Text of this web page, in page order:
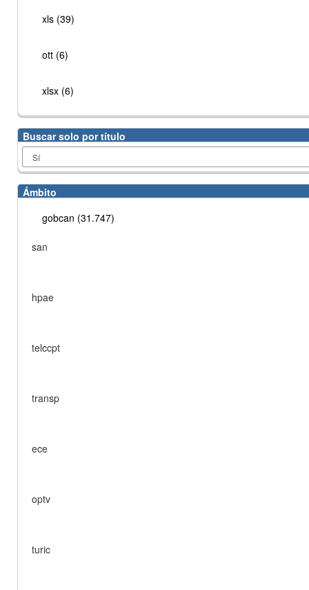
xls (39)
ott (6)
xlsx (6)
Buscar solo por título
Ámbito
gobcan (31.747)
san
hpae
telccpt
transp
ece
optv
turic